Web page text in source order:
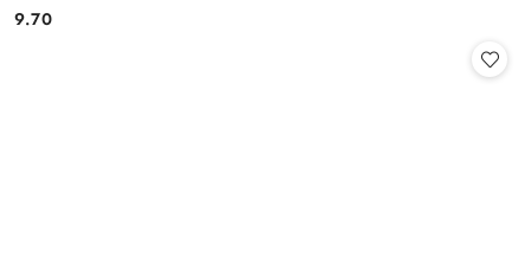
Cena:
9.70